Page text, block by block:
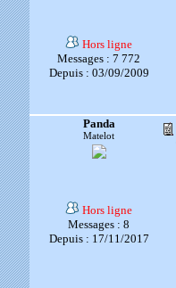
Hors ligne
Messages : 7 772
Depuis : 03/09/2009
Panda
Matelot
Hors ligne
Messages : 8
Depuis : 17/11/2017